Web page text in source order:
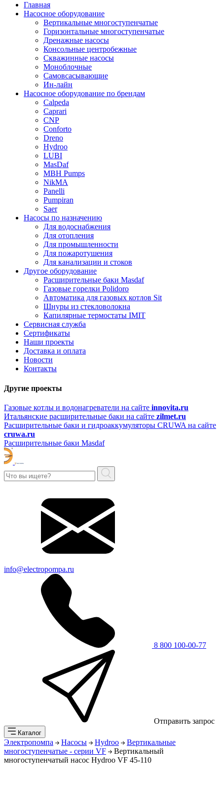
Главная
Насосное оборудование
Вертикальные многоступенчатые
Горизонтальные многоступенчатые
Дренажные насосы
Консольные центробежные
Скважинные насосы
Моноблочные
Самовсасывающие
Ин-лайн
Насосное оборудование по брендам
Calpeda
Caprari
CNP
Conforto
Dreno
Hydroo
LUBI
MasDaf
MBH Pumps
NikMA
Panelli
Pumpiran
Saer
Насосы по назначению
Для водоснабжения
Для отопления
Для промышленности
Для пожаротушения
Для канализации и стоков
Другое оборудование
Расширительные баки Masdaf
Газовые горелки Polidoro
Автоматика для газовых котлов Sit
Шнуры из стекловолокна
Капилярные термостаты IMIT
Сервисная служба
Сертификаты
Наши проекты
Доставка и оплата
Новости
Контакты
Другие проекты
Газовые котлы и водонагреватели на сайте innovita.ru
Итальянские расширительные баки на сайте zilmet.ru
Расширительные баки и гидроаккумуляторы CRUWA на сайте
cruwa.ru
Расширительные баки Masdaf
info@electropompa.ru
8 800 100-00-77
Отправить запрос
Каталог
Электропомпа Насосы Hydroo
Вертикальные
многоступенчатые - серии VF
Вертикальный
многоступенчатый насос Hydroo VF 45-110